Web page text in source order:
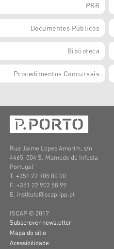
PRR
Documentos Públicos
Biblioteca
Procedimentos Concursais
Rua Jaime Lopes Amorim, s/n
4465-004 S. Mamede de Infesta
Portugal
T. +351 22 905 00 00
F. +351 22 902 58 99
E. instituto@iscap.ipp.pt
ISCAP © 2017
Subscrever newsletter
Mapa do sítio
Acessibilidade